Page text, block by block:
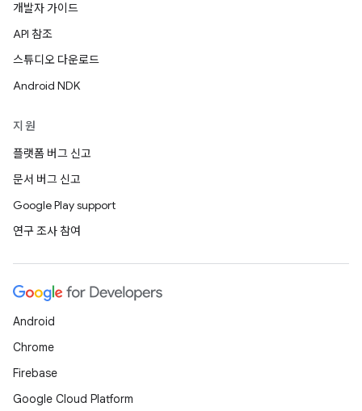
개발자 가이드
API 참조
스튜디오 다운로드
Android NDK
지원
플랫폼 버그 신고
문서 버그 신고
Google Play support
연구 조사 참여
Android
Chrome
Firebase
Google Cloud Platform